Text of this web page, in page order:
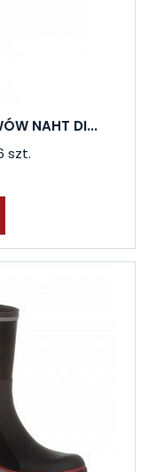
NAHT DI...
szt.